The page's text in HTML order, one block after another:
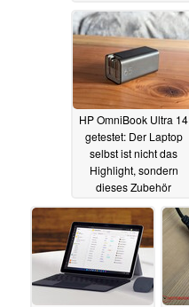
HP OmniBook Ultra 14
getestet: Der Laptop
selbst ist nicht das
Highlight, sondern
dieses Zubehör
01.07.2026